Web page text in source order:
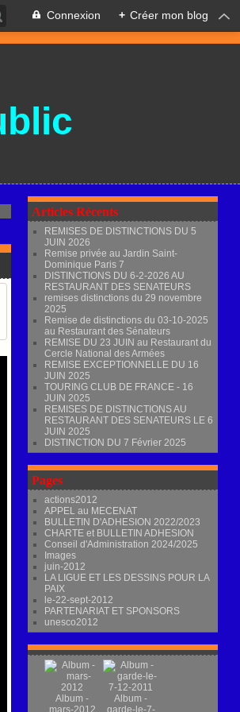
Connexion + Créer mon blog
Articles Récents
REMISES DE DISTINCTIONS DU 5
JUIN 2026
Remise privée au Jardin Saint-
Dominique Paris 7
DISTINCTIONS DU 6-2-2026 AU
RESTAURANT DES SENATEURS
remises distinctions du 29 novembre
2025
Remise de distinctions du 03-10-2025
au Restaurant des Sénateurs
REMISE DU 23 JUIN au Restaurant du
Cercle National des Armées
REMISE EXCEPTIONNELLE DU 16
JUIN 2025
TOURING CLUB DE FRANCE - 16
JUIN 2025
REMISES DE DISTINCTIONS AU
RESTAURANT DES SENATEURS LE 6
JUIN 2025
DISTINCTION DU 7 Février 2025
Pages
actions2012
APPEL au MECENAT
BULLETIN D'ADHESION 2022/2023
CHARTE et BULLETIN ADHESION
Conseil d'Administration 2024/2025
Images
juin-2012
LA LIGUE ET LES DESSINS POUR LA
PAIX
le-22-sept-2012
PARTENARIAT ET SPONSORS
unesco2012
Album -
mars-2012
Album -
garde-le-7-